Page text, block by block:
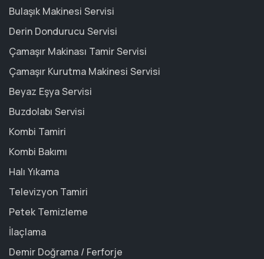
Bulaşık Makinesi Servisi
Derin Dondurucu Servisi
Çamaşır Makinası Tamir Servisi
Çamaşır Kurutma Makinesi Servisi
Beyaz Eşya Servisi
Buzdolabı Servisi
Kombi Tamiri
Kombi Bakımı
Halı Yıkama
Televizyon Tamiri
Petek Temizleme
İlaçlama
Demir Doğrama / Ferforje